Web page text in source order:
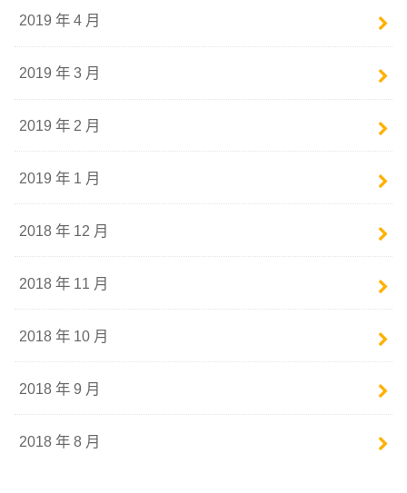
2019 年 4 月
2019 年 3 月
2019 年 2 月
2019 年 1 月
2018 年 12 月
2018 年 11 月
2018 年 10 月
2018 年 9 月
2018 年 8 月